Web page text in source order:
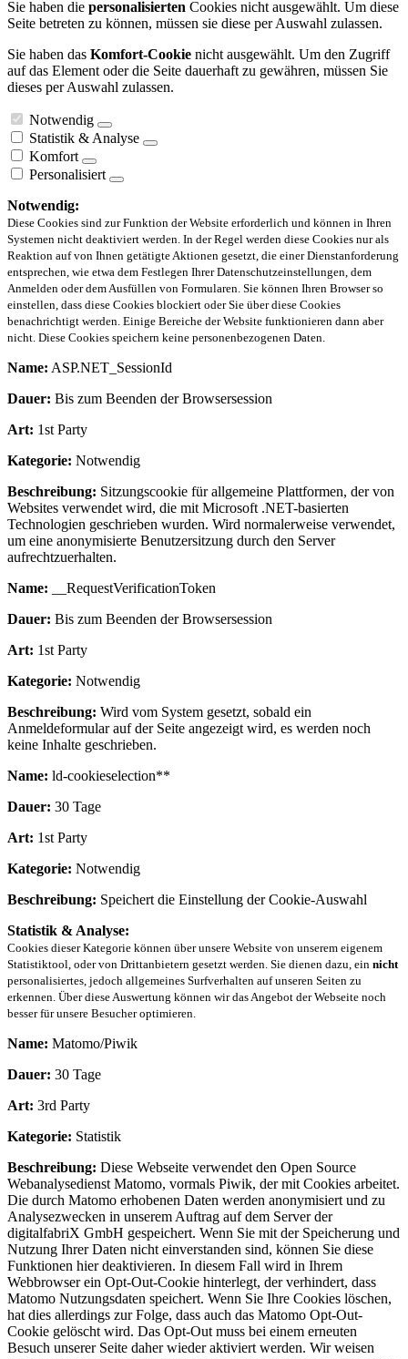
Sie haben die personalisierten Cookies nicht ausgewählt. Um diese
Seite betreten zu können, müssen sie diese per Auswahl zulassen.
Sie haben das Komfort-Cookie nicht ausgewählt. Um den Zugriff
auf das Element oder die Seite dauerhaft zu gewähren, müssen Sie
dieses per Auswahl zulassen.
Notwendig
Statistik & Analyse
Komfort
Personalisiert
Notwendig:
Diese Cookies sind zur Funktion der Website erforderlich und können in Ihren
Systemen nicht deaktiviert werden. In der Regel werden diese Cookies nur als
Reaktion auf von Ihnen getätigte Aktionen gesetzt, die einer Dienstanforderung
entsprechen, wie etwa dem Festlegen Ihrer Datenschutzeinstellungen, dem
Anmelden oder dem Ausfüllen von Formularen. Sie können Ihren Browser so
einstellen, dass diese Cookies blockiert oder Sie über diese Cookies
benachrichtigt werden. Einige Bereiche der Website funktionieren dann aber
nicht. Diese Cookies speichern keine personenbezogenen Daten.
Name: ASP.NET_SessionId
Dauer: Bis zum Beenden der Browsersession
Art: 1st Party
Kategorie: Notwendig
Beschreibung: Sitzungscookie für allgemeine Plattformen, der von
Websites verwendet wird, die mit Microsoft .NET-basierten
Technologien geschrieben wurden. Wird normalerweise verwendet,
um eine anonymisierte Benutzersitzung durch den Server
aufrechtzuerhalten.
Name: __RequestVerificationToken
Dauer: Bis zum Beenden der Browsersession
Art: 1st Party
Kategorie: Notwendig
Beschreibung: Wird vom System gesetzt, sobald ein
Anmeldeformular auf der Seite angezeigt wird, es werden noch
keine Inhalte geschrieben.
Name: ld-cookieselection**
Dauer: 30 Tage
Art: 1st Party
Kategorie: Notwendig
Beschreibung: Speichert die Einstellung der Cookie-Auswahl
Statistik & Analyse:
Cookies dieser Kategorie können über unsere Website von unserem eigenem
Statistiktool, oder von Drittanbietern gesetzt werden. Sie dienen dazu, ein nicht
personalisiertes, jedoch allgemeines Surfverhalten auf unseren Seiten zu
erkennen. Über diese Auswertung können wir das Angebot der Webseite noch
besser für unsere Besucher optimieren.
Name: Matomo/Piwik
Dauer: 30 Tage
Art: 3rd Party
Kategorie: Statistik
Beschreibung: Diese Webseite verwendet den Open Source
Webanalysedienst Matomo, vormals Piwik, der mit Cookies arbeitet.
Die durch Matomo erhobenen Daten werden anonymisiert und zu
Analysezwecken in unserem Auftrag auf dem Server der
digitalfabriX GmbH gespeichert. Wenn Sie mit der Speicherung und
Nutzung Ihrer Daten nicht einverstanden sind, können Sie diese
Funktionen hier deaktivieren. In diesem Fall wird in Ihrem
Webbrowser ein Opt-Out-Cookie hinterlegt, der verhindert, dass
Matomo Nutzungsdaten speichert. Wenn Sie Ihre Cookies löschen,
hat dies allerdings zur Folge, dass auch das Matomo Opt-Out-
Cookie gelöscht wird. Das Opt-Out muss bei einem erneuten
Besuch unserer Seite daher wieder aktiviert werden. Wir weisen